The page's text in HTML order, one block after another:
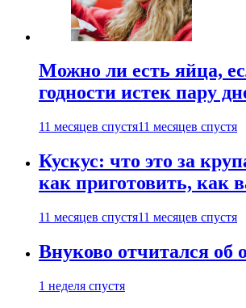
Можно ли есть яйца,
годности истек пару
11 месяцев спустя11 месяцев спустя
Кускус: что это за
как приготовить, как
11 месяцев спустя11 месяцев спустя
Внуково отчитался об
1 неделя спустя